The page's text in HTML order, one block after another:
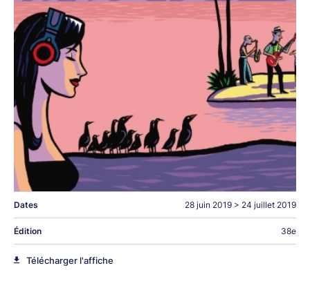
Dates 28 juin 2019 > 24 juillet 2019
Édition 38e
Télécharger l'affiche